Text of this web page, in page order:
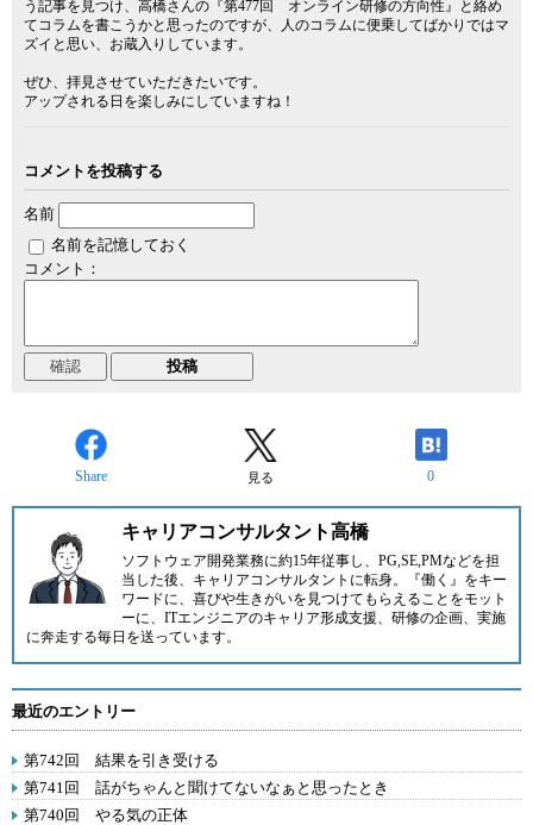
う記事を見つけ、高橋さんの『第477回 オンライン研修の方向性』と絡め
てコラムを書こうかと思ったのですが、人のコラムに便乗してばかりではマ
ズイと思い、お蔵入りしています。
ぜひ、拝見させていただきたいです。
アップされる日を楽しみにしていますね！
コメントを投稿する
名前
名前を記憶しておく
コメント：
Share 見る 0
キャリアコンサルタント高橋
ソフトウェア開発業務に約15年従事し、PG,SE,PMなどを担
当した後、キャリアコンサルタントに転身。『働く』をキー
ワードに、喜びや生きがいを見つけてもらえることをモット
ーに、ITエンジニアのキャリア形成支援、研修の企画、実施
に奔走する毎日を送っています。
最近のエントリー
第742回 結果を引き受ける
第741回 話がちゃんと聞けてないなぁと思ったとき
第740回 やる気の正体